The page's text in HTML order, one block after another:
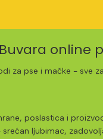
online
za pse i mačke - sve
poslastica i
ljubimac,